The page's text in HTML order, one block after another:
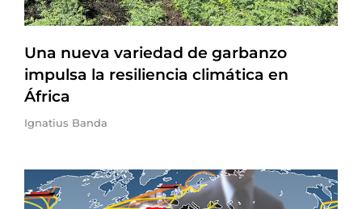
Una nueva variedad de garbanzo
impulsa la resiliencia climática en
África
Ignatius Banda